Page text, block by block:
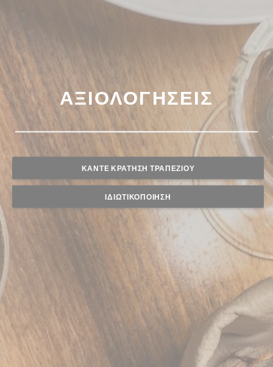
ΑΞΙΟΛΟΓΉΣΕΙΣ
ΚΆΝΤΕ ΚΡΆΤΗΣΗ ΤΡΑΠΕΖΙΟΎ
ΙΔΙΩΤΙΚΟΠΟΊΗΣΗ